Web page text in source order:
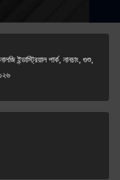
ইন্ডাস্ট্রিয়াল পার্ক, নানচাং, গুশু,